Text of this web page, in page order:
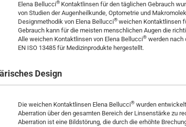
Elena Bellucci® Kontaktlinsen für den täglichen Gebrauch
von Studien der Augenheilkunde, Optometrie und
Designmethodik von Elena Bellucci®weichen Kontaktlinsen
Gebrauch kann für die meisten menschlichen Augen die
Alle weichen Kontaktlinsen von Elena Bellucci® werden nach
EN ISO 13485 für Medizinprodukte hergestellt.
Design
Die weichen Kontaktlinsen Elena Bellucci® wurden
Aberration über den gesamten Bereich der Linsenstärke zu
Aberration ist eine Bildstörung, die durch die erhöhte